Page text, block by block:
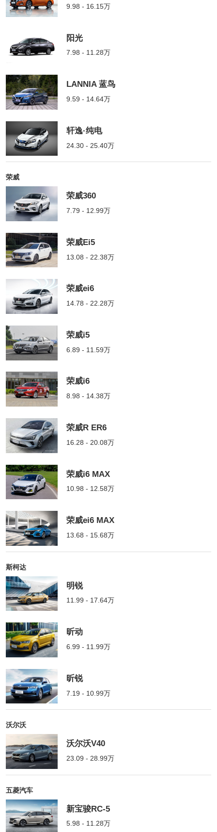
9.98 - 16.15万
阳光
7.98 - 11.28万
LANNIA 蓝鸟
9.59 - 14.64万
轩逸·纯电
24.30 - 25.40万
荣威
荣威360
7.79 - 12.99万
荣威Ei5
13.08 - 22.38万
荣威ei6
14.78 - 22.28万
荣威i5
6.89 - 11.59万
荣威i6
8.98 - 14.38万
荣威R ER6
16.28 - 20.08万
荣威i6 MAX
10.98 - 12.58万
荣威ei6 MAX
13.68 - 15.68万
斯柯达
明锐
11.99 - 17.64万
昕动
6.99 - 11.99万
昕锐
7.19 - 10.99万
沃尔沃
沃尔沃V40
23.09 - 28.99万
五菱汽车
新宝骏RC-5
5.98 - 11.28万